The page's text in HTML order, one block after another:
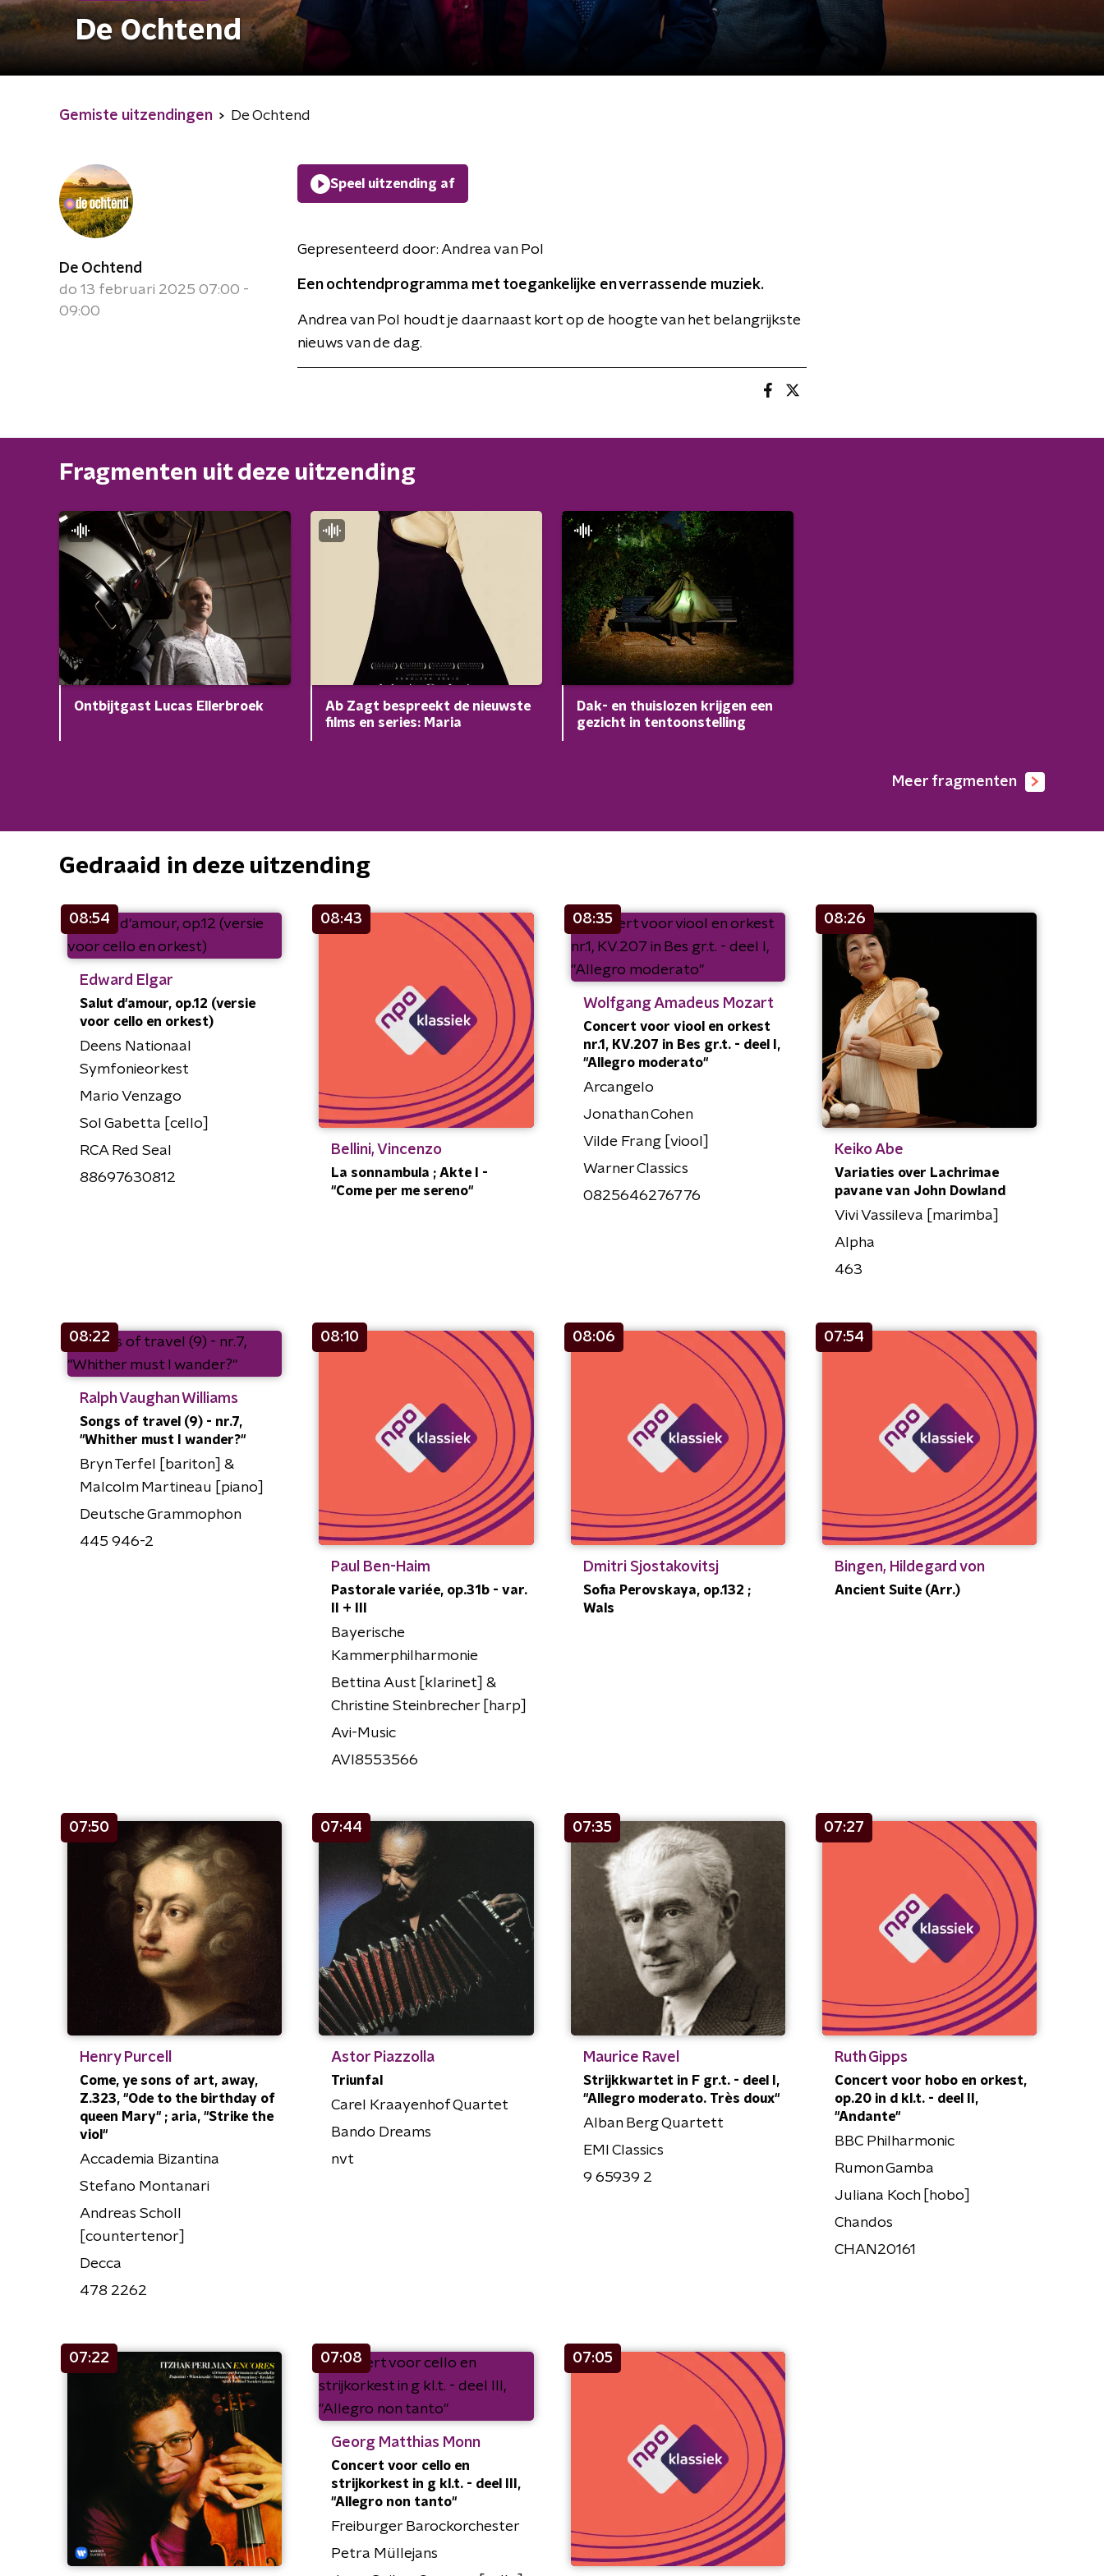
De Ochtend
Gemiste uitzendingen De Ochtend
De Ochtend
do 13 februari 2025 07:00 -
09:00
Speel uitzending af
Gepresenteerd door: Andrea van Pol
Een ochtendprogramma met toegankelijke en verrassende muziek.
Andrea van Pol houdt je daarnaast kort op de hoogte van het belangrijkste
nieuws van de dag.
Fragmenten uit deze uitzending
Ontbijtgast Lucas Ellerbroek
Ab Zagt bespreekt de nieuwste
films en series: Maria
Dak- en thuislozen krijgen een
gezicht in tentoonstelling
Meer fragmenten
Gedraaid in deze uitzending
08:54
Edward Elgar
Salut d'amour, op.12 (versie
voor cello en orkest)
Deens Nationaal
Symfonieorkest
Mario Venzago
Sol Gabetta [cello]
RCA Red Seal
88697630812
08:43
Bellini, Vincenzo
La sonnambula ; Akte I -
"Come per me sereno"
08:35
Wolfgang Amadeus Mozart
Concert voor viool en orkest
nr.1, KV.207 in Bes gr.t. - deel I,
"Allegro moderato"
Arcangelo
Jonathan Cohen
Vilde Frang [viool]
Warner Classics
0825646276776
08:26
Keiko Abe
Variaties over Lachrimae
pavane van John Dowland
Vivi Vassileva [marimba]
Alpha
463
08:22
Ralph Vaughan Williams
Songs of travel (9) - nr.7,
"Whither must I wander?"
Bryn Terfel [bariton] &
Malcolm Martineau [piano]
Deutsche Grammophon
445 946-2
08:10
Paul Ben-Haim
Pastorale variée, op.31b - var.
II + III
Bayerische
Kammerphilharmonie
Bettina Aust [klarinet] &
Christine Steinbrecher [harp]
Avi-Music
AVI8553566
08:06
Dmitri Sjostakovitsj
Sofia Perovskaya, op.132 ;
Wals
07:54
Bingen, Hildegard von
Ancient Suite (Arr.)
07:50
Henry Purcell
Come, ye sons of art, away,
Z.323, ''Ode to the birthday of
queen Mary'' ; aria, "Strike the
viol"
Accademia Bizantina
Stefano Montanari
Andreas Scholl
[countertenor]
Decca
478 2262
07:44
Astor Piazzolla
Triunfal
Carel Kraayenhof Quartet
Bando Dreams
nvt
07:35
Maurice Ravel
Strijkkwartet in F gr.t. - deel I,
"Allegro moderato. Très doux"
Alban Berg Quartett
EMI Classics
9 65939 2
07:27
Ruth Gipps
Concert voor hobo en orkest,
op.20 in d kl.t. - deel II,
"Andante"
BBC Philharmonic
Rumon Gamba
Juliana Koch [hobo]
Chandos
CHAN20161
07:22 07:08
Georg Matthias Monn
Concert voor cello en
strijkorkest in g kl.t. - deel III,
"Allegro non tanto"
Freiburger Barockorchester
Petra Müllejans
07:05